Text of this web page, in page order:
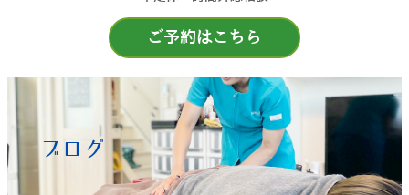
ご予約はこちら
ブログ